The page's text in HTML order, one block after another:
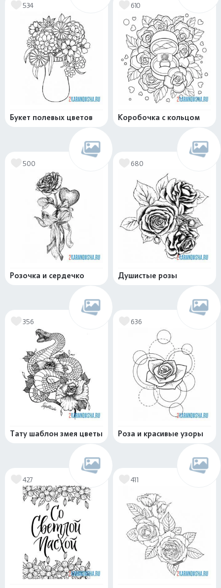
534
Букет полевых цветов
610
Коробочка с кольцом
500
Розочка и сердечко
680
Душистые розы
356
Тату шаблон змея цветы
636
Роза и красивые узоры
427 411